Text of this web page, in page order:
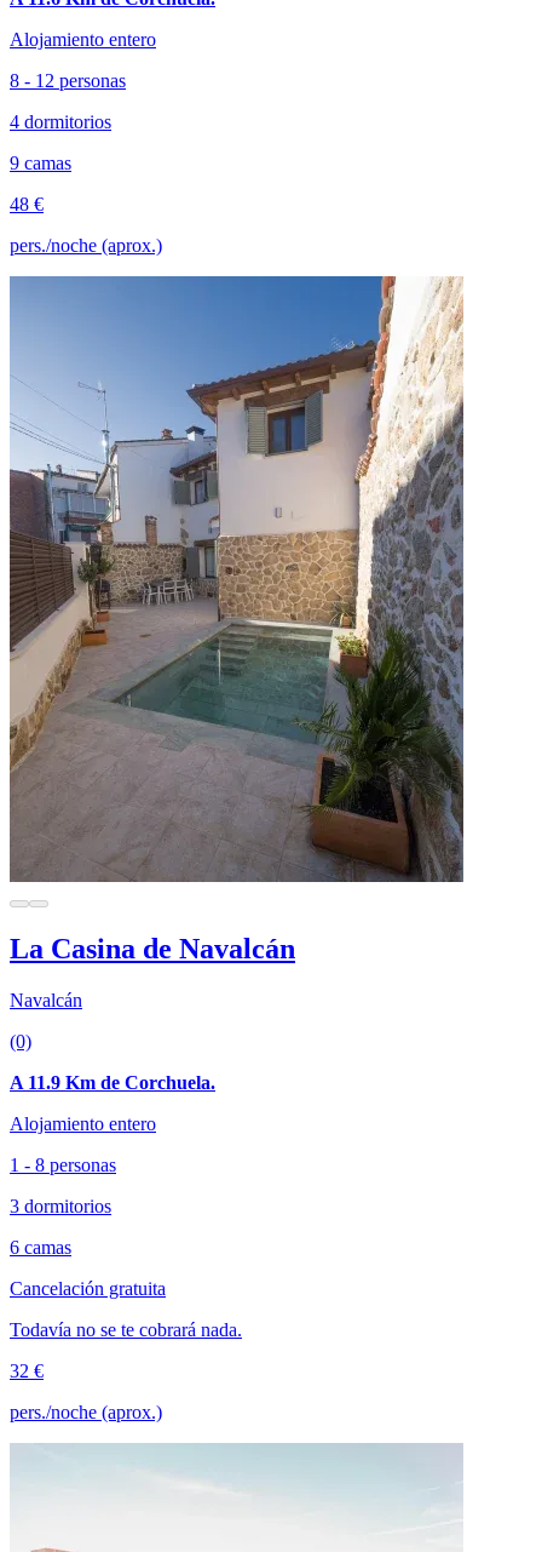
Alojamiento entero
8 - 12 personas
4 dormitorios
9 camas
48 €
pers./noche (aprox.)
La Casina de Navalcán
Navalcán
(0)
A 11.9 Km de Corchuela.
Alojamiento entero
1 - 8 personas
3 dormitorios
6 camas
Cancelación gratuita
Todavía no se te cobrará nada.
32 €
pers./noche (aprox.)